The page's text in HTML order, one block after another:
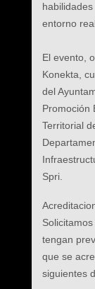
entorno
El evento,
Konekta,
del
Promoción
Territorial
Spri.
tengan
que se
siguientes